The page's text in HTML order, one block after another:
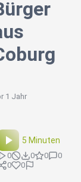
1 Jahr
5 Minuten
0 0 0
0
0
0